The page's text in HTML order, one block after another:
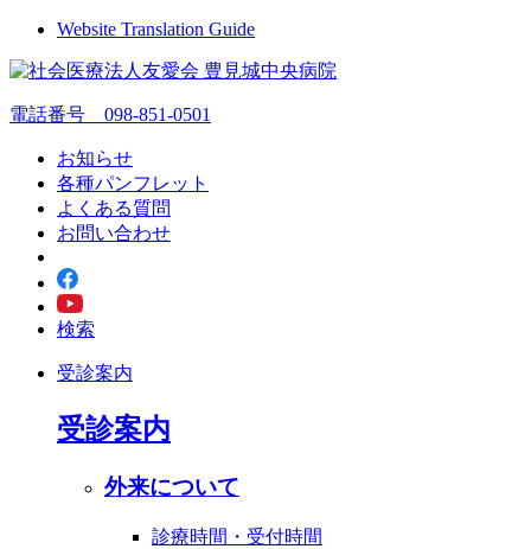
Website Translation Guide
電話番号 098-851-0501
お知らせ
各種パンフレット
よくある質問
お問い合わせ
検索
受診案内
受診案内
外来について
診療時間・受付時間